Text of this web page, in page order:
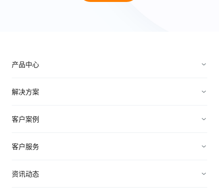
产品中心
销售管理
解决方案
电子制造
客户案例
高科技
客户服务
资源中心
资讯动态